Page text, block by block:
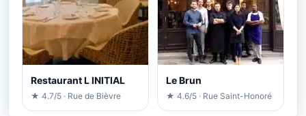
Restaurant L INITIAL
★ 4.7/5 · Rue de Bièvre
Le Brun
★ 4.6/5 · Rue Saint-Honoré